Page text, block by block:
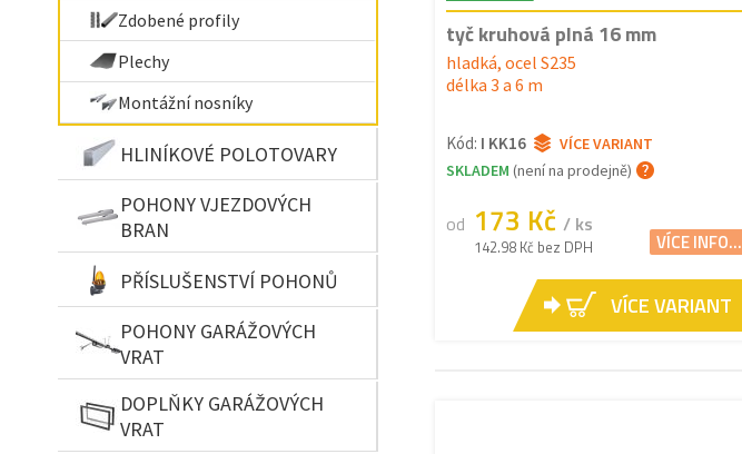
Zdobené profily
Plechy
Montážní nosníky
HLINÍKOVÉ POLOTOVARY
POHONY VJEZDOVÝCH
BRAN
PŘÍSLUŠENSTVÍ POHONŮ
POHONY GARÁŽOVÝCH
VRAT
DOPLŇKY GARÁŽOVÝCH
VRAT
tyč kruhová plná 16 mm
hladká, ocel S235
délka 3 a 6 m
Kód: I KK16
VÍCE VARIANT
SKLADEM (není na prodejně)
od 173 Kč / ks
142.98 Kč bez DPH VÍCE INFO...
VÍCE VARIANT